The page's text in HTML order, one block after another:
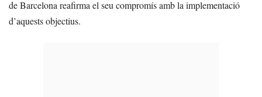
de Barcelona reafirma el seu compromís amb la implementació
d’aquests objectius.